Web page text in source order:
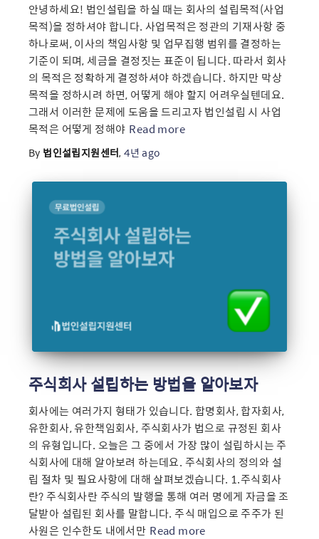
안녕하세요! 법인설립을 하실 때는 회사의 설립목적(사업
목적)을 정하셔야 합니다. 사업목적은 정관의 기재사항 중
하나로써, 이사의 책임사항 및 업무집행 범위를 결정하는
기준이 되며, 세금을 결정짓는 표준이 됩니다. 따라서 회사
의 목적은 정확하게 결정하셔야 하겠습니다. 하지만 막상
목적을 정하시려 하면, 어떻게 해야 할지 어려우실텐데요.
그래서 이러한 문제에 도움을 드리고자 법인설립 시 사업
목적은 어떻게 정해야 Read more
By 법인설립지원센터,4년 ago
주식회사 설립하는 방법을 알아보자
회사에는 여러가지 형태가 있습니다. 합명회사, 합자회사,
유한회사, 유한책임회사, 주식회사가 법으로 규정된 회사
의 유형입니다. 오늘은 그 중에서 가장 많이 설립하시는 주
식회사에 대해 알아보려 하는데요. 주식회사의 정의와 설
립 절차 및 필요사항에 대해 살펴보겠습니다. 1.주식회사
란? 주식회사란 주식의 발행을 통해 여러 명에게 자금을 조
달받아 설립된 회사를 말합니다. 주식 매입으로 주주가 된
사원은 인수한도 내에서만 Read more